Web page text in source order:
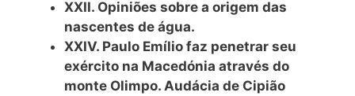
XXII. Opiniões sobre a origem das
nascentes de água.
XXIV. Paulo Emílio faz penetrar seu
exército na Macedónia através do
monte Olimpo. Audácia de Cipião